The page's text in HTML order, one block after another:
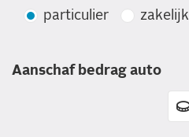
particulier zakelijk
Aanschaf bedrag auto